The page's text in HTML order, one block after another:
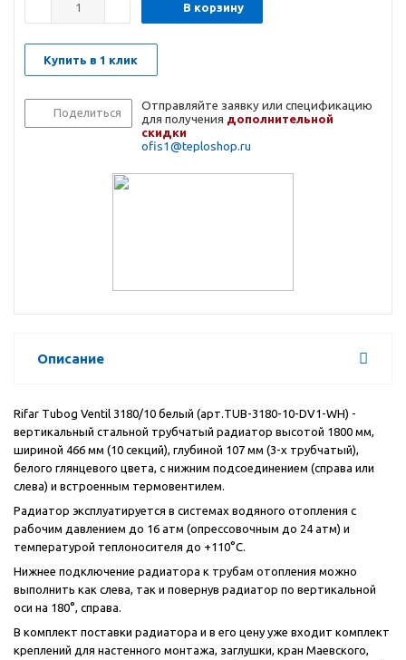
В корзину
Купить в 1 клик
Поделиться
Отправляйте заявку или спецификацию
для получения дополнительной
скидки
ofis1@teploshop.ru
Описание
Rifar Tubog Ventil 3180/10 белый (арт.TUB-3180-10-DV1-WH) -
вертикальный стальной трубчатый радиатор высотой 1800 мм,
шириной 466 мм (10 секций), глубиной 107 мм (3-х трубчатый),
белого глянцевого цвета, с нижним подсоединением (справа или
слева) и встроенным термовентилем.
Радиатор эксплуатируется в системах водяного отопления с
рабочим давлением до 16 атм (опрессовочным до 24 атм) и
температурой теплоносителя до +110°С.
Нижнее подключение радиатора к трубам отопления можно
выполнить как слева, так и повернув радиатор по вертикальной
оси на 180°, справа.
В комплект поставки радиатора и в его цену уже входит комплект
креплений для настенного монтажа, заглушки, кран Маевского,